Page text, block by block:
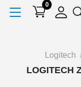
0
Logitech